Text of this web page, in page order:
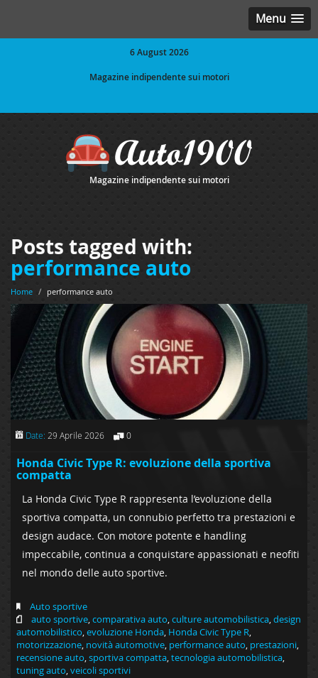
Menu
6 August 2026
Magazine indipendente sui motori
Magazine indipendente sui motori
Posts tagged with:
performance auto
Home / performance auto
Date: 29 Aprile 2026 0
Honda Civic Type R: evoluzione della sportiva
compatta
La Honda Civic Type R rappresenta l’evoluzione della
sportiva compatta, un connubio perfetto tra prestazioni e
design audace. Con motore potente e handling
impeccabile, continua a conquistare appassionati e neofiti
nel mondo delle auto sportive.
Auto sportive
auto sportive,comparativa auto,culture automobilistica,design
automobilistico,evoluzione Honda, Honda Civic Type R,
motorizzazione, novità automotive, performance auto, prestazioni,
recensione auto,sportiva compatta,tecnologia automobilistica,
tuning auto,veicoli sportivi